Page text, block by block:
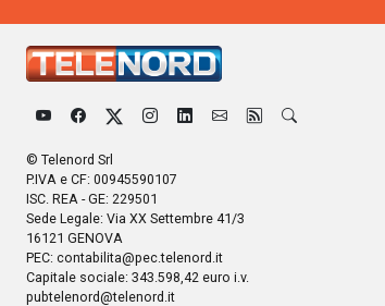
© Telenord Srl
P.IVA e CF: 00945590107
ISC. REA - GE: 229501
Sede Legale: Via XX Settembre 41/3
16121 GENOVA
PEC: contabilita@pec.telenord.it
Capitale sociale: 343.598,42 euro i.v.
pubtelenord@telenord.it